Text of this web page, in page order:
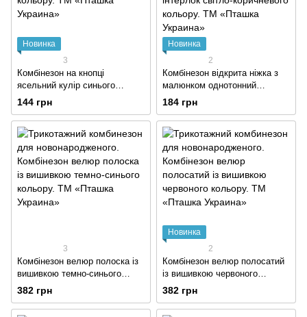
Новинка
3
Комбінезон на кнопці
ясельний кулір синього
кольору
144 грн
Новинка
2
Комбінезон відкрита ніжка з
малюнком однотонний
інтерлок світло-коричневого
кольору
184 грн
3
Комбінезон велюр полоска із
вишивкою темно-синього
кольору
382 грн
Новинка
2
Комбінезон велюр полосатий
із вишивкою червоного
кольору
382 грн